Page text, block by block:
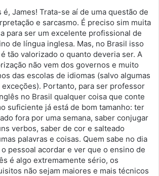
s
e
:
é, James! Trata-se aí de uma questão de
e sarcasmo. É preciso sim muita
para ser um excelente profissional de
de língua inglesa. Mas, no Brasil isso
tão valorizado o quanto deveria ser. A
não vem dos governos e muito
das escolas de idiomas (salvo algumas
exceções). Portanto, para ser professor
no Brasil qualquer coisa que conte
suficiente já está de bom tamanho: ter
fora por uma semana, saber conjugar
verbos, saber de cor e salteado
palavras e coisas. Quem sabe no dia
pessoal acordar e ver que o ensino de
é algo extremamente sério, os
não sejam maiores e mais técnicos